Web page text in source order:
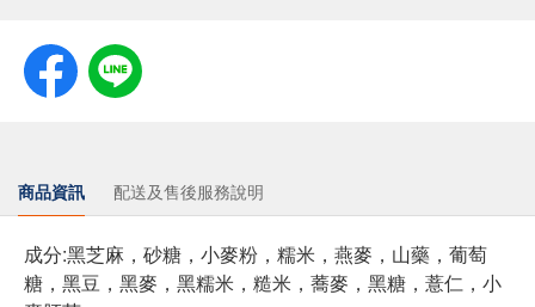
商品資訊 配送及售後服務說明
成分:黑芝麻，砂糖，小麥粉，糯米，燕麥，山藥，葡萄
糖，黑豆，黑麥，黑糯米，糙米，蕎麥，黑糖，薏仁，小